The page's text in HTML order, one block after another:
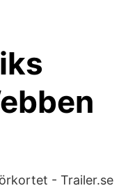
- Trailer.se